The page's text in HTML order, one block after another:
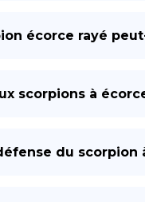
écorce rayé
scorpions à
du scorpion